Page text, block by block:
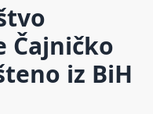
Čajničko
iz BiH